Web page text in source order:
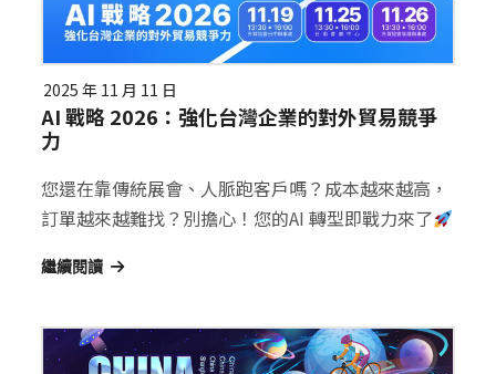
2025 年 11 月 11 日
AI 戰略 2026：強化台灣企業的對外貿易競爭
力
您還在靠傳統展會、人脈跑客戶嗎？成本越來越高，
訂單越來越難找？別擔心！您的AI 轉型即戰力來了
繼續閱讀